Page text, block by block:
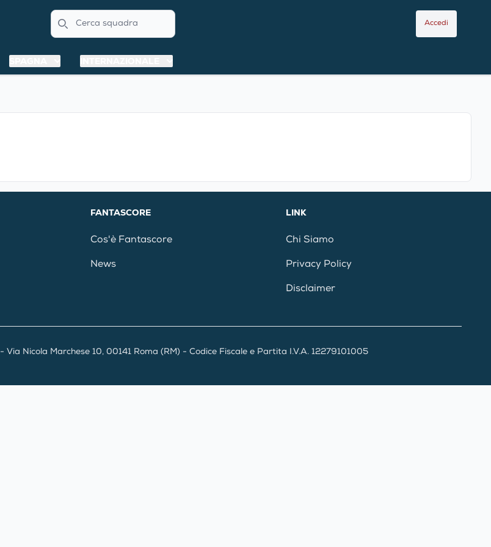
Search
Accedi
FANTASCORE
Cos'è Fantascore
News
LINK
Chi Siamo
Privacy Policy
Disclaimer
Nicola Marchese 10, 00141 Roma (RM) - Codice Fiscale e Partita I.V.A. 12279101005